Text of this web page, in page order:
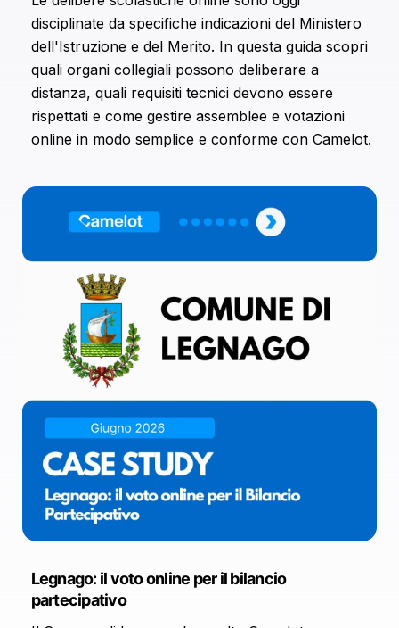
combinarle con altre informazioni che hai fornito loro o
che hanno raccolto dal tuo utilizzo dei loro servizi.
disciplinate da specifiche indicazioni del Ministero
dell'Istruzione e del Merito. In questa guida scopri
quali organi collegiali possono deliberare a
distanza, quali requisiti tecnici devono essere
rispettati e come gestire assemblee e votazioni
online in modo semplice e conforme con Camelot.
Legnago: il voto online per il bilancio
partecipativo